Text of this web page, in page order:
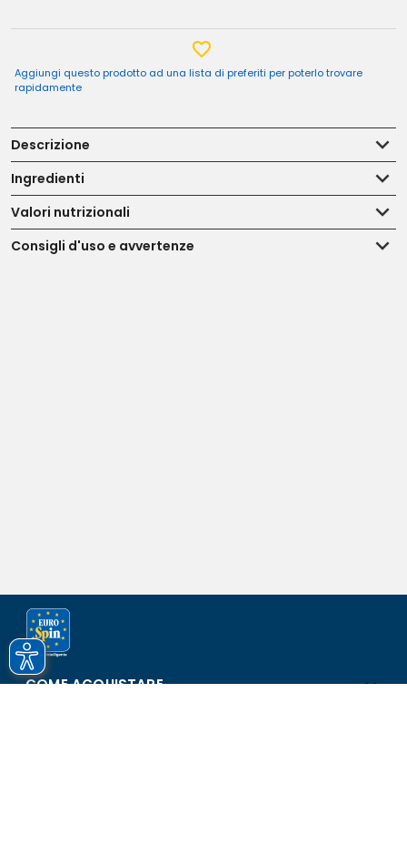
Aggiungi questo prodotto ad una lista di preferiti per poterlo trovare
rapidamente
Descrizione
Ingredienti
Valori nutrizionali
Consigli d'uso e avvertenze
COME ACQUISTARE